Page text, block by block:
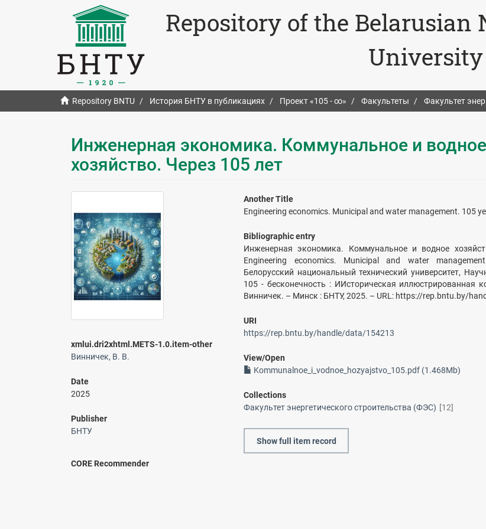
Repository of the
University
Repository BNTU История БНТУ в публикациях Проект «105 - ∞» Факультеты Факультет
Инженерная экономика. Коммунальное и водное
хозяйство. Через 105 лет
xmlui.dri2xhtml.METS-1.0.item-other
Винничек, В. В.
Date
2025
Publisher
БНТУ
Another Title
Engineering economics. Municipal and water management. 105
Bibliographic entry
Инженерная экономика. Коммунальное и водное
Engineering economics. Municipal and water
Белорусский национальный технический университет,
105 - бесконечность : ИИсторическая иллюстрированная
Винничек. – Минск : БНТУ, 2025. – URL: https://rep.bntu.by/
URI
https://rep.bntu.by/handle/data/154213
View/Open
Kommunalnoe_i_vodnoe_hozyajstvo_105.pdf (1.468Mb)
Collections
Факультет энергетического строительства (ФЭС) [12]
Show full item record
CORE Recommender